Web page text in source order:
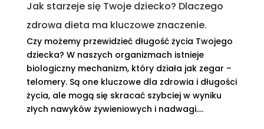
Jak starzeje się Twoje dziecko? Dlaczego
zdrowa dieta ma kluczowe znaczenie.
Czy możemy przewidzieć długość życia Twojego
dziecka? W naszych organizmach istnieje
biologiczny mechanizm, który działa jak zegar –
telomery. Są one kluczowe dla zdrowia i długości
życia, ale mogą się skracać szybciej w wyniku
złych nawyków żywieniowych i nadwagi....